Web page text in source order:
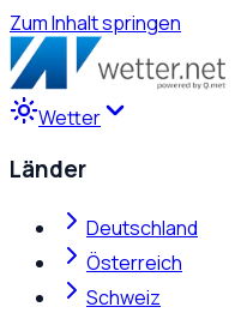
Zum Inhalt springen
Wetter
Länder
Deutschland
Österreich
Schweiz